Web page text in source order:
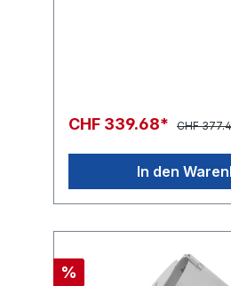
CHF 339.68* CHF
In den
%